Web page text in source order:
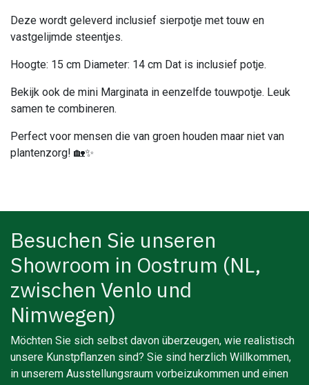
Deze wordt geleverd inclusief sierpotje met touw en
vastgelijmde steentjes.
Hoogte: 15 cm Diameter: 14 cm Dat is inclusief potje.
Bekijk ook de mini Marginata in eenzelfde touwpotje. Leuk
samen te combineren.
Perfect voor mensen die van groen houden maar niet van
plantenzorg! 🏡✨
Besuchen Sie unseren
Showroom in Oostrum (NL,
zwischen Venlo und
Nimwegen)
Möchten Sie sich selbst davon überzeugen, wie realistisch
unsere Kunstpflanzen sind? Sie sind herzlich Willkommen,
in unserem Ausstellungsraum vorbeizukommen und einen